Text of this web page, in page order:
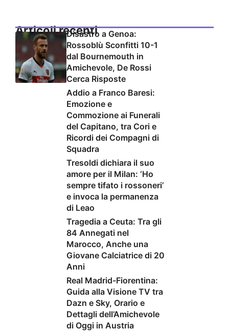
Articoli recentiDisastro a Genoa:
Rossoblù Sconfitti 10-1
dal Bournemouth in
Amichevole, De Rossi
Cerca Risposte
Addio a Franco Baresi:
Emozione e
Commozione ai Funerali
del Capitano, tra Cori e
Ricordi dei Compagni di
Squadra
Tresoldi dichiara il suo
amore per il Milan: ‘Ho
sempre tifato i rossoneri’
e invoca la permanenza
di Leao
Tragedia a Ceuta: Tra gli
84 Annegati nel
Marocco, Anche una
Giovane Calciatrice di 20
Anni
Real Madrid-Fiorentina:
Guida alla Visione TV tra
Dazn e Sky, Orario e
Dettagli dell’Amichevole
di Oggi in Austria